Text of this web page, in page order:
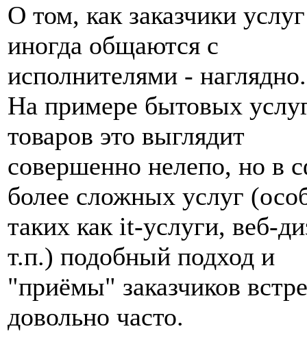
О том, как заказчики услуг
иногда общаются с
исполнителями - наглядно.
На примере бытовых
товаров это выглядит
совершенно нелепо, но в
более сложных услуг
таких как it-услуги, веб-
т.п.) подобный подход и
"приёмы" заказчиков
довольно часто.